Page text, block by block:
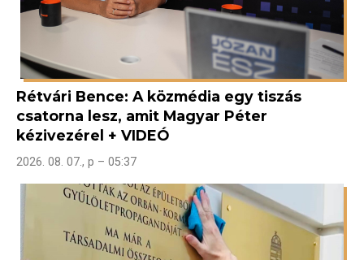
Rétvári Bence: A közmédia egy tiszás
csatorna lesz, amit Magyar Péter
kézivezérel + VIDEÓ
2026. 08. 07., p – 05:37